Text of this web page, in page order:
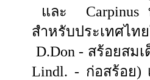
และ
Carpinus
สำหรับประเทศไ
D.Don - สร้อยสม
Lindl. - ก่อสร้อย